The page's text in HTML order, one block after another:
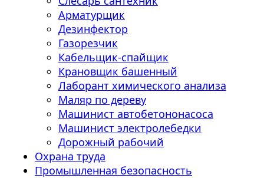
Арматурщик
Дезинфектор
Газорезчик
Кабельщик-спайщик
Крановщик башенный
Лаборант химического анализа
Маляр по дереву
Машинист автобетононасоса
Машинист электролебедки
Дорожный рабочий
Охрана труда
Промышленная безопасность